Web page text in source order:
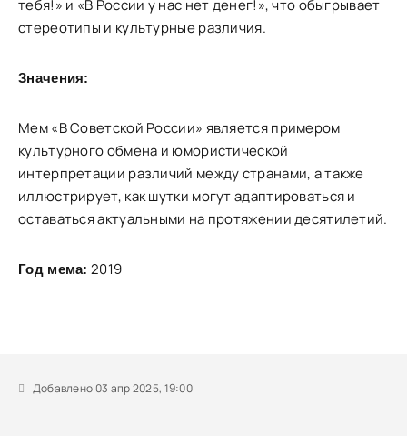
тебя!» и «В России у нас нет денег!», что обыгрывает
стереотипы и культурные различия.
Значения:
Мем «В Советской России» является примером
культурного обмена и юмористической
интерпретации различий между странами, а также
иллюстрирует, как шутки могут адаптироваться и
оставаться актуальными на протяжении десятилетий.
Год мема: 2019
Добавлено 03 апр 2025, 19:00